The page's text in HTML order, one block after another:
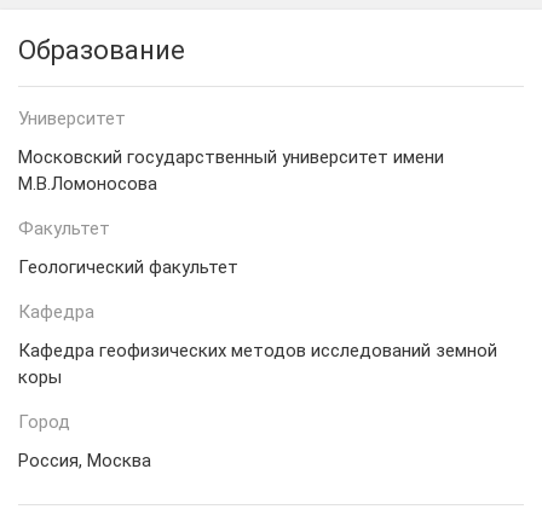
Образование
Университет
Московский государственный университет имени
М.В.Ломоносова
Факультет
Геологический факультет
Кафедра
Кафедра геофизических методов исследований земной
коры
Город
Россия, Москва